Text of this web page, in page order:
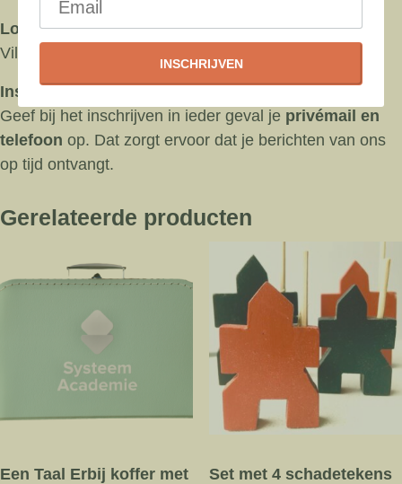
Locatie onder voorbehoud
Villa Augustus, Dordrecht
Inschrijven
Geef bij het inschrijven in ieder geval je privémail en
telefoon op. Dat zorgt ervoor dat je berichten van ons
op tijd ontvangt.
Gerelateerde producten
Een Taal Erbij koffer met
Set met 4 schadetekens
INSCHRIJVEN